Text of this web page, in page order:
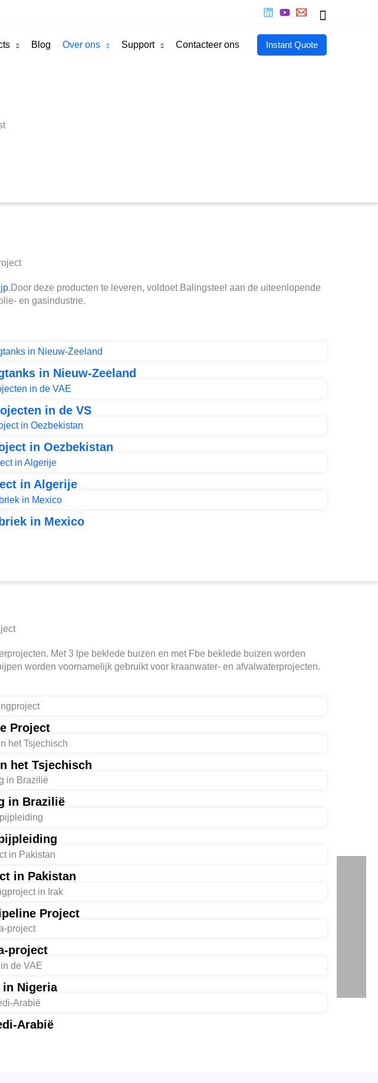
Zoeken
Blog Over ons Support Contacteer ons Instant Quote
.Door deze producten te leveren, voldoet Balingsteel aan de uiteenlopende
en gasindustrie.
in Nieuw-Zeeland
in de VS
in Oezbekistan
in Algerije
in Mexico
Met 3 lpe beklede buizen en met Fbe beklede buizen worden
worden voornamelijk gebruikt voor kraanwater- en afvalwaterprojecten.
Project
het Tsjechisch
in Brazilië
in Pakistan
Project
project
Nigeria
Arabië